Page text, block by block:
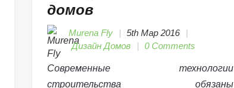
домов
Murena Fly
5th Мар 2016
Дизайн Домов
0 Comments
Современные технологии
строительства обязаны